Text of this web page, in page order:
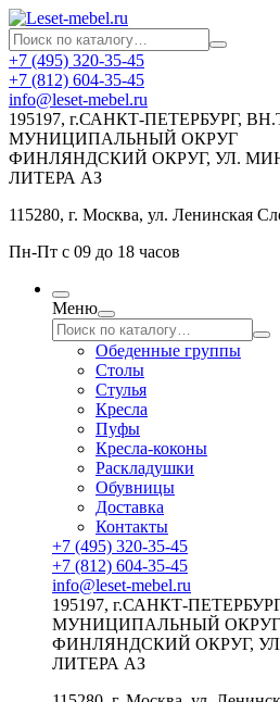
+7 (495) 320-35-45
+7 (812) 604-35-45
info@leset-mebel.ru
195197, г.САНКТ-ПЕТЕРБУРГ,
МУНИЦИПАЛЬНЫЙ ОКРУГ
ФИНЛЯНДСКИЙ ОКРУГ, УЛ.
ЛИТЕРА АЗ
115280, г. Москва, ул. Ленинская
Пн-Пт с 09 до 18 часов
Меню
Обеденные группы
Столы
Стулья
Кресла
Пуфы
Кресла-коконы
Раскладушки
Обувницы
Доставка
Контакты
+7 (495) 320-35-45
+7 (812) 604-35-45
info@leset-mebel.ru
195197, г.САНКТ-
МУНИЦИПАЛЬНЫЙ ОКРУГ
ФИНЛЯНДСКИЙ ОКРУГ,
ЛИТЕРА АЗ